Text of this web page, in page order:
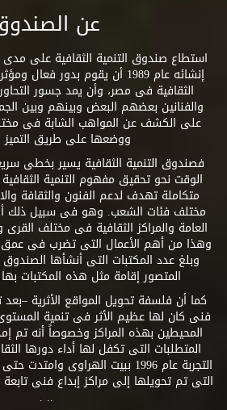
عن
استطاع صندوق التنمية الثقافية على
إنشائه عام 1989 أن يقوم بدور
الثقافية فى مصر، وأن يمد جسور
والفنانين بعضهم البعض وبينهم وبين
على الكشف عن المواهب الشابة فى
ووضعها على طريق التميز
فصندوق التنمية الثقافية يسير بخطى
الوقت نحو تحقيق مفهوم التنمية
متكاملة تهدف لدعم الفنون والثقافة
مختلف فئات الشعب. وهو فى سبيل ذلك
العامة والمراكز الثقافية فى مختلف القرى
وهذا من أهم الأعمال التى تضرب فى عمق
وبلغ عدد المكتبات التى أنشأها
المتصور إقامة مثل هذه المكتبات بها حوالى
كما أن فلسفة تحويل المواقع الأثرية –بعد
فنى كان لها عظيم الأثر فى تنمية
المحيطين بهذه المراكز وخصوصاً أنه تم
المتطلبات التى تكفل لها أداء دورها
التجربة عام 1996 ببيت الهراوى
.. .